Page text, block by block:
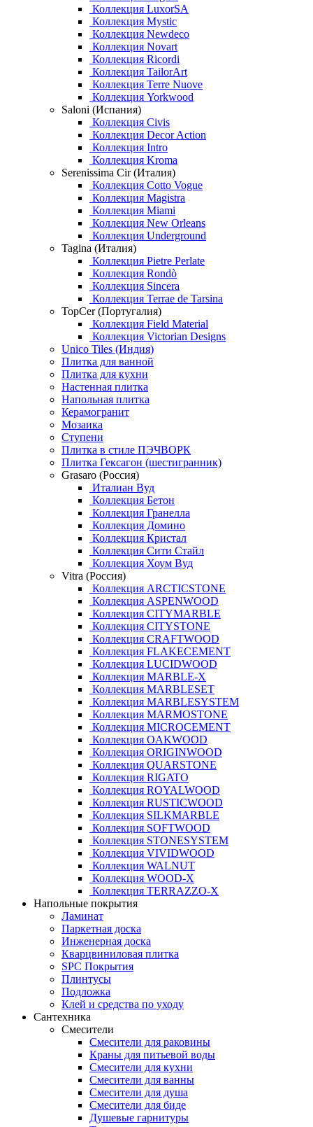
Коллекция LuxorSA
Коллекция Mystic
Коллекция Newdeco
Коллекция Novart
Коллекция Ricordi
Коллекция TailorArt
Коллекция Terre Nuove
Коллекция Yorkwood
Saloni (Испания)
Коллекция Civis
Коллекция Decor Action
Коллекция Intro
Коллекция Kroma
Serenissima Cir (Италия)
Коллекция Cotto Vogue
Коллекция Magistra
Коллекция Miami
Коллекция New Orleans
Коллекция Underground
Tagina (Италия)
Коллекция Pietre Perlate
Коллекция Rondò
Коллекция Sincera
Коллекция Terrae de Tarsina
TopCer (Португалия)
Коллекция Field Material
Коллекция Victorian Designs
Unico Tiles (Индия)
Плитка для ванной
Плитка для кухни
Настенная плитка
Напольная плитка
Керамогранит
Мозаика
Ступени
Плитка в стиле ПЭЧВОРК
Плитка Гексагон (шестигранник)
Grasaro (Россия)
Италиан Вуд
Коллекция Бетон
Коллекция Гранелла
Коллекция Домино
Коллекция Кристал
Коллекция Сити Стайл
Коллекция Хоум Вуд
Vitra (Россия)
Коллекция ARCTICSTONE
Коллекция ASPENWOOD
Коллекция CITYMARBLE
Коллекция CITYSTONE
Коллекция CRAFTWOOD
Коллекция FLAKECEMENT
Коллекция LUCIDWOOD
Коллекция MARBLE-X
Коллекция MARBLESET
Коллекция MARBLESYSTEM
Коллекция MARMOSTONE
Коллекция MICROCEMENT
Коллекция OAKWOOD
Коллекция ORIGINWOOD
Коллекция QUARSTONE
Коллекция RIGATO
Коллекция ROYALWOOD
Коллекция RUSTICWOOD
Коллекция SILKMARBLE
Коллекция SOFTWOOD
Коллекция STONESYSTEM
Коллекция VIVIDWOOD
Коллекция WALNUT
Коллекция WOOD-X
Коллекция ТЕRRАZZO-X
Напольные покрытия
Ламинат
Паркетная доска
Инженерная доска
Кварцвиниловая плитка
SPC Покрытия
Плинтусы
Подложка
Клей и средства по уходу
Сантехника
Смесители
Смесители для раковины
Краны для питьевой воды
Смесители для кухни
Смесители для ванны
Смесители для душа
Смесители для биде
Душевые гарнитуры